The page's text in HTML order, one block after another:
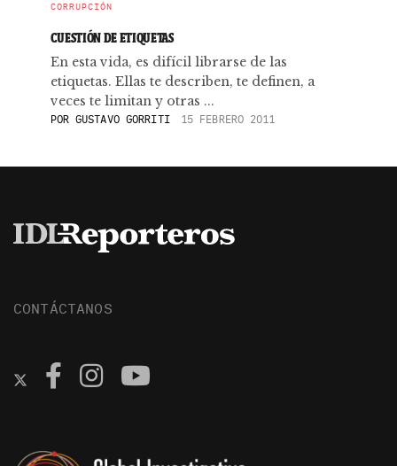
CORRUPCIÓN
CUESTIÓN DE ETIQUETAS
En esta vida, es difícil librarse de las
etiquetas. Ellas te describen, te definen, a
veces te limitan y otras ...
POR GUSTAVO GORRITI 15 FEBRERO 2011
CONTÁCTANOS